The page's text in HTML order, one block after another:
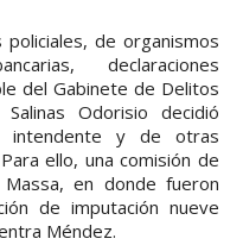
de organismos
declaraciones
del Gabinete de Delitos
Odorisio decidió
intendente y de otras
ello, una comisión de
en donde fueron
de imputación nueve
Méndez.